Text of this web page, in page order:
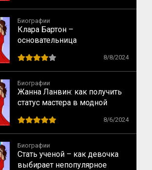
Биографии
Клара Бартон –
основательница
Креста
8/8/2024
Биографии
Жанна Ланвин: как получить
статус мастера в модной
8/6/2024
Биографии
Стать ученой – как девочка
выбирает непопулярное